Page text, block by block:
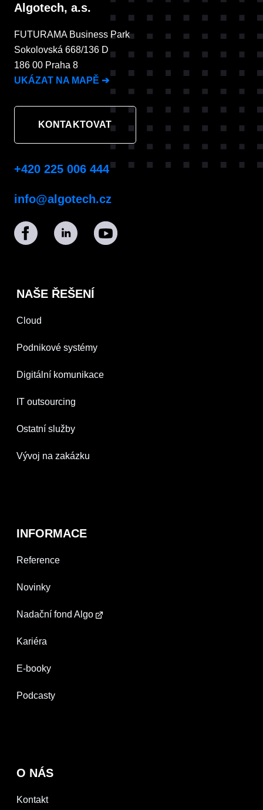
Algotech, a.s.
FUTURAMA Business Park
Sokolovská 668/136 D
186 00 Praha 8
UKÁZAT NA MAPĚ ➔
KONTAKTOVAT
+420 225 006 444
info@algotech.cz
NAŠE ŘEŠENÍ
Cloud
Podnikové systémy
Digitální komunikace
IT outsourcing
Ostatní služby
Vývoj na zakázku
INFORMACE
Reference
Novinky
Nadační fond Algo
Kariéra
E-booky
Podcasty
O NÁS
Kontakt